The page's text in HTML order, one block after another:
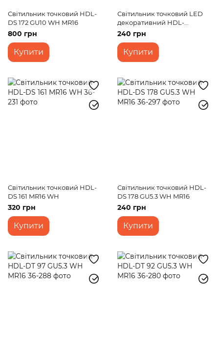
Світильник точковий HDL-
DS 172 GU10 WH MR16
800 грн
Купити
Світильник точковий LED
декоративний HDL-
G257/3W+MR16
240 грн
Купити
Світильник точковий HDL-
DS 161 MR16 WH
320 грн
Купити
Світильник точковий HDL-
DS 178 GU5.3 WH MR16
240 грн
Купити